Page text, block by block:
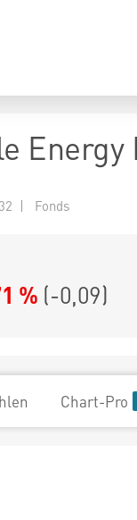
Energy
| Fonds
% (-0,09)
Chart-Pro